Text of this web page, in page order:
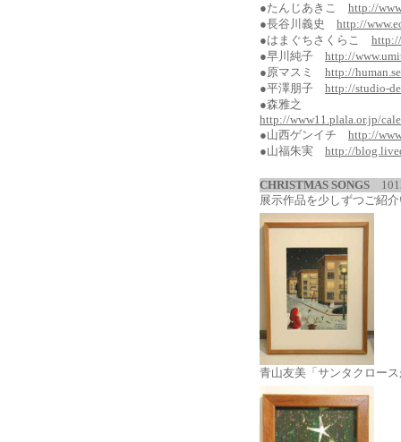
●たんじあきこ http://
●長谷川義史 http://
●はまぐちさくらこ
●早川純子 http://
●原マスミ http://
●平澤朋子 http://studio-
●森雅之
http://www11.plala.or.jp/
●山西ゲンイチ http://
●山福朱実 http://
CHRISTMAS SONGS
展示作品を少しずつご紹
青山友美「サンタクロー